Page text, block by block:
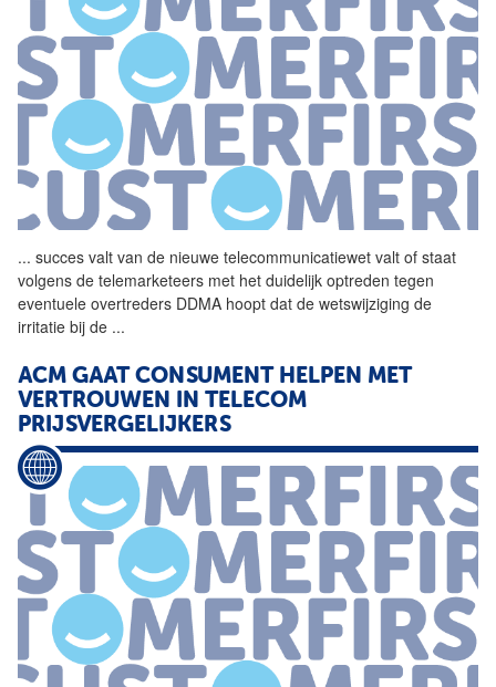
... succes valt van de nieuwe telecommunicatiewet valt of staat
volgens de telemarketeers met het duidelijk optreden tegen
eventuele overtreders DDMA hoopt dat de wetswijziging de
irritatie bij de ...
ACM GAAT CONSUMENT HELPEN MET
VERTROUWEN IN TELECOM
PRIJSVERGELIJKERS